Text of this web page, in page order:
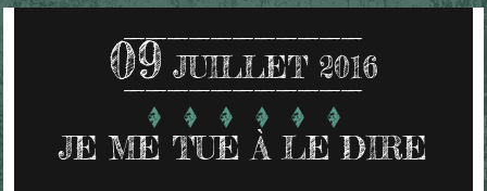
09 JUILLET 2016
JE ME TUE À LE DIRE